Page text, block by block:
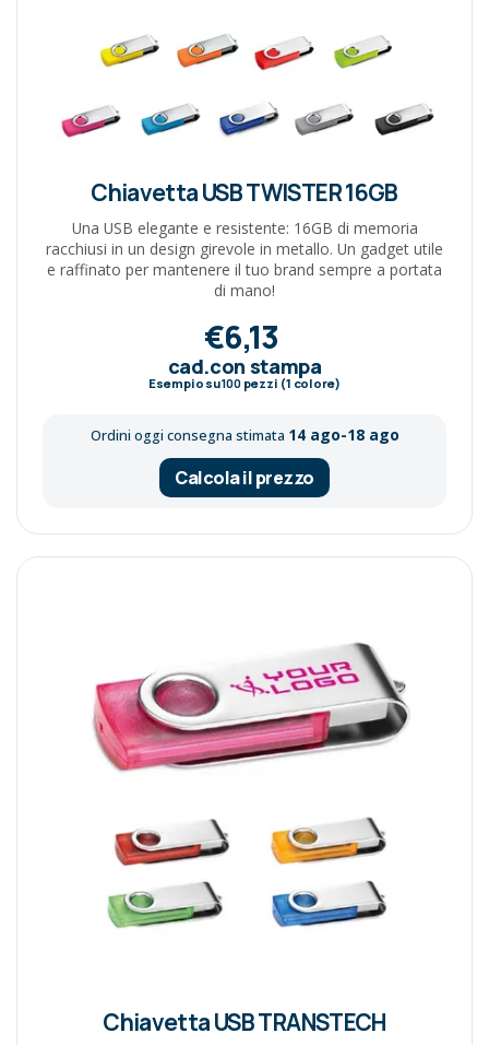
Chiavetta USB TWISTER 16GB
Una USB elegante e resistente: 16GB di memoria
racchiusi in un design girevole in metallo. Un gadget utile
e raffinato per mantenere il tuo brand sempre a portata
di mano!
€6,13
cad.con stampa
Esempio su100pezzi (1 colore)
Ordini oggi consegna stimata 14 ago-18 ago
Calcola il prezzo
Chiavetta USB TRANSTECH